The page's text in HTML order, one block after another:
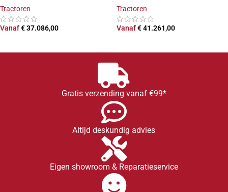
Tractoren
Vanaf€37.086,00
Tractoren
Vanaf€41.261,00
Gratis verzending vanaf €99*
Altijd deskundig advies
Eigen showroom & Reparatieservice